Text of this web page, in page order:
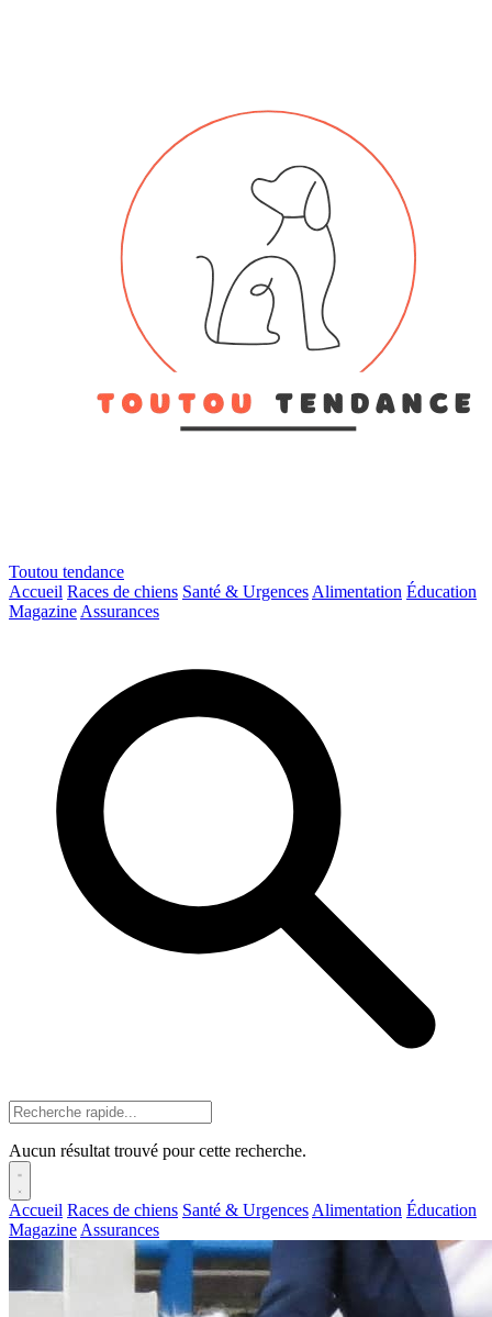
Toutou tendance
Accueil Races de chiens Santé & Urgences Alimentation Éducation
Magazine Assurances
Aucun résultat trouvé pour cette recherche.
Accueil Races de chiens Santé & Urgences Alimentation Éducation
Magazine Assurances